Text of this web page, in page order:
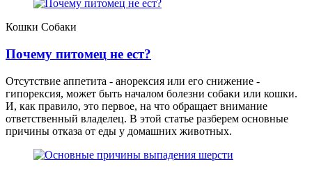
Кошки Собаки
Почему питомец не ест?
Отсутствие аппетита - анорексия или его снижение -
гипорексия, может быть началом болезни собаки или кошки.
И, как правило, это первое, на что обращает внимание
ответственный владелец. В этой статье разберем основные
причины отказа от еды у домашних животных.